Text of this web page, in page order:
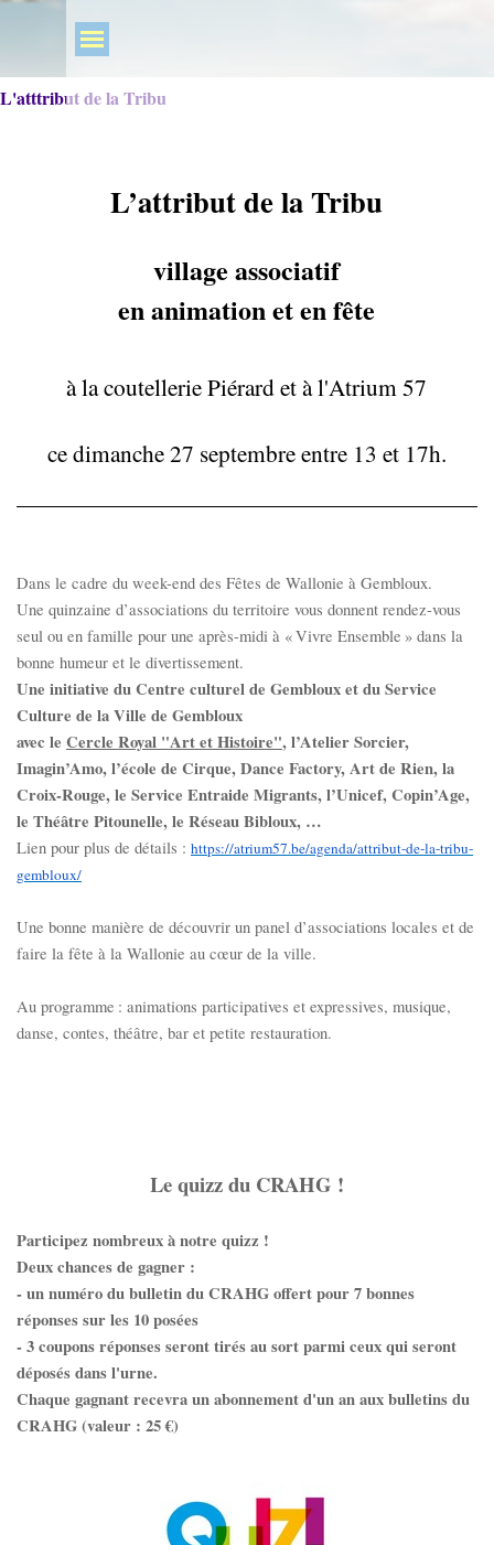
L'atttribut de la Tribu
L’attribut de la Tribu
village associatif
en animation et en fête
à la coutellerie Piérard et à l'Atrium 57
ce dimanche 27 septembre entre 13 et 17h.
Dans le cadre du week-end des Fêtes de Wallonie à Gembloux.
Une quinzaine d’associations du territoire vous donnent rendez-vous
seul ou en famille pour une après-midi à « Vivre Ensemble » dans la
bonne humeur et le divertissement.
Une initiative du Centre culturel de Gembloux et du Service
Culture de la Ville de Gembloux
avec le Cercle Royal "Art et Histoire", l’Atelier Sorcier,
Imagin’Amo, l’école de Cirque, Dance Factory, Art de Rien, la
Croix-Rouge, le Service Entraide Migrants, l’Unicef, Copin’Age,
le Théâtre Pitounelle, le Réseau Bibloux, …
Lien pour plus de détails : https://atrium57.be/agenda/attribut-de-la-tribu-
gembloux/
Une bonne manière de découvrir un panel d’associations locales et de
faire la fête à la Wallonie au cœur de la ville.
Au programme : animations participatives et expressives, musique,
danse, contes, théâtre, bar et petite restauration.
Le quizz du CRAHG !
Participez nombreux à notre quizz !
Deux chances de gagner :
- un numéro du bulletin du CRAHG offert pour 7 bonnes
réponses sur les 10 posées
- 3 coupons réponses seront tirés au sort parmi ceux qui seront
déposés dans l'urne.
Chaque gagnant recevra un abonnement d'un an aux bulletins du
CRAHG (valeur : 25 €)